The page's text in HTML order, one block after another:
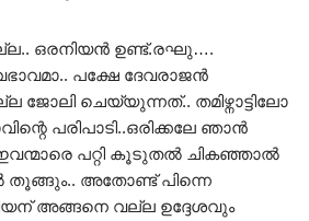
ഒരനിയൻ ഉണ്ട്.രഘു….
പക്ഷേ ദേവരാജൻ
ജോലി ചെയ്യുന്നത്.. തമിഴ്നാട്ടിലോ
പരിപാടി..ഒരിക്കലേ ഞാൻ
പറ്റി കൂടുതൽ ചികഞ്ഞാൽ
തൂങ്ങും.. അതോണ്ട് പിന്നെ
അങ്ങനെ വല്ല ഉദ്ദേശവും